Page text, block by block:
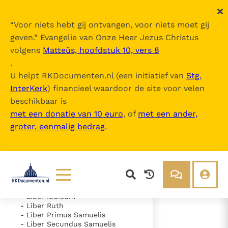
“Voor niets hebt gij ontvangen, voor niets moet gij
geven.” Evangelie van Onze Heer Jezus Christus
volgens Matteüs, hoofdstuk 10, vers 8
.
U helpt RKDocumenten.nl (een initiatief van Stg.
InterKerk) financieel waardoor de site voor velen
beschikbaar is
met een donatie van 10 euro, of met een ander,
groter, eenmalig bedrag.
Lezen
Documenten
Over ons
Nova Vulgata
Inhoudsopgave
uitklappen
- Vetus Testamentum
- Liber Exodus
- Liber Numeri
- Liber Deuteronomii
- Liber Iudicum
- Liber Ruth
- Liber Primus Samuelis
- Liber Secundus Samuelis
- Caput 3